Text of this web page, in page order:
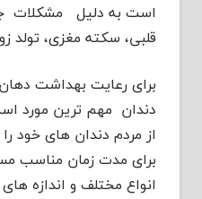
است به دلیل مشکلات
قلبی، سکته مغزی، تولد
برای رعایت بهداشت
دندان مهم ترین مورد
از مردم دندان های خود
برای مدت زمان مناسب
انواع مختلف و اندازه